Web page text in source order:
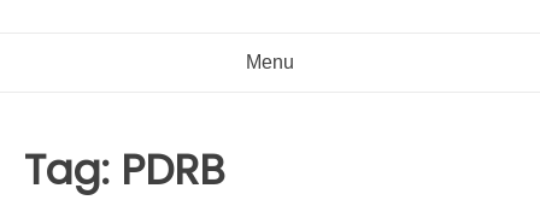
Menu
Tag: PDRB